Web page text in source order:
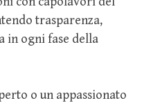
trasparenza,
in ogni fase della
o un appassionato